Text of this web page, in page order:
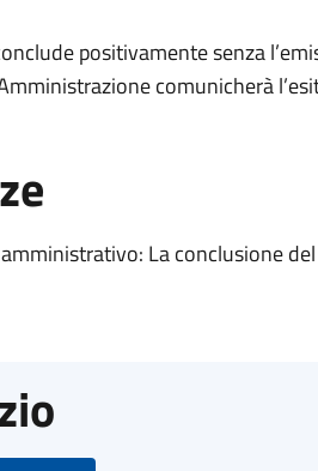
positivamente senza
comunicherà
La conclusione